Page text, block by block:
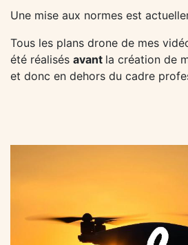
Une mise aux normes est
Tous les plans drone de mes
été réalisés avant la création de
et donc en dehors du cadre